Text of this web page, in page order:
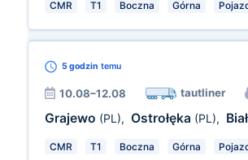
CMR T1 Boczna Górna
5 godzin temu
10.08–12.08 tautliner
Grajewo (PL), Ostrołęka (PL),
CMR T1 Boczna Górna